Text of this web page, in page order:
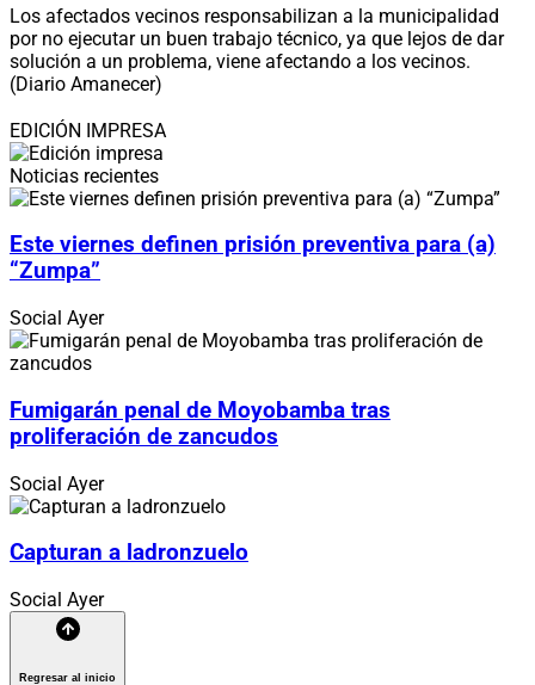
Los afectados vecinos responsabilizan a la municipalidad
por no ejecutar un buen trabajo técnico, ya que lejos de dar
solución a un problema, viene afectando a los vecinos.
(Diario Amanecer)
EDICIÓN IMPRESA
Noticias recientes
Este viernes definen prisión preventiva para (a)
“Zumpa”
Social Ayer
Fumigarán penal de Moyobamba tras
proliferación de zancudos
Social Ayer
Capturan a ladronzuelo
Social Ayer
Regresar al inicio